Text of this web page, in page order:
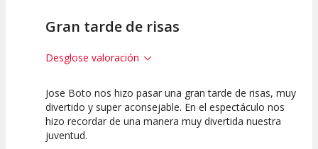
Gran tarde de risas
Desglose valoración
10
Calidad del
Espectáculo
10
Puesta en
10
Interpretación
Jose Boto nos hizo pasar una gran tarde de risas, muy
divertido y super aconsejable. En el espectáculo nos
hizo recordar de una manera muy divertida nuestra
juventud.